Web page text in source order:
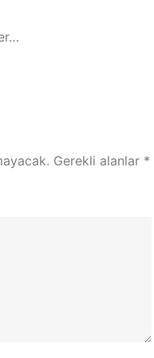
Gerekli alanlar *